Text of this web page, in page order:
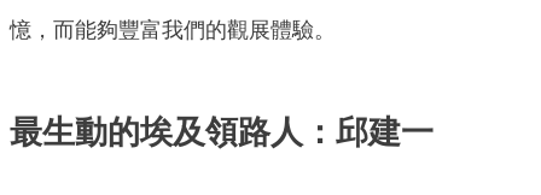
憶，而能夠豐富我們的觀展體驗。
最生動的埃及領路人：邱建一